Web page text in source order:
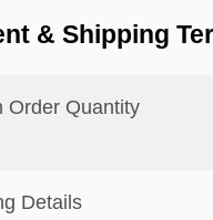
& Shipping
Order Quantity
Details